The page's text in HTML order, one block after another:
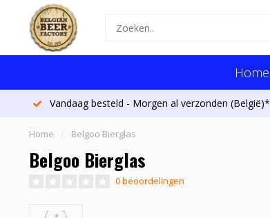
Home
Vandaag besteld - Morgen al verzonden (België)*
Home / Belgoo Bierglas
Belgoo Bierglas
0 beoordelingen